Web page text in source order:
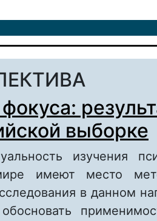
выборке
изучения
имеют место
в данном